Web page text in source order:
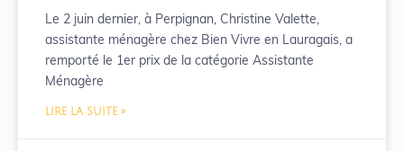
Le 2 juin dernier, à Perpignan, Christine Valette,
assistante ménagère chez Bien Vivre en Lauragais, a
remporté le 1er prix de la catégorie Assistante
Ménagère
LIRE LA SUITE »